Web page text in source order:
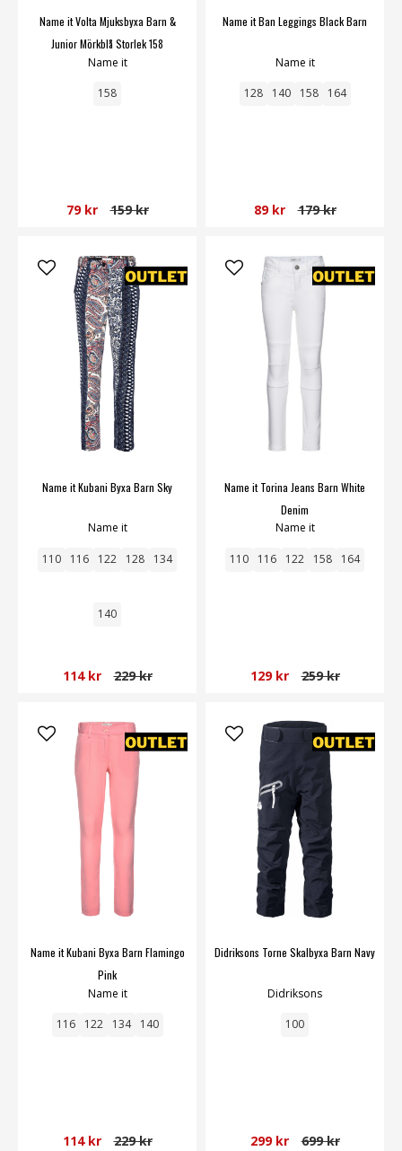
Name it Volta Mjuksbyxa Barn &
Junior Mörkblå Storlek 158
Name it
158
79 kr 159 kr
Name it Ban Leggings Black Barn
Name it
128 140 158 164
89 kr 179 kr
Name it Kubani Byxa Barn Sky
Name it
110 116 122 128 134
140
114 kr 229 kr
Name it Torina Jeans Barn White
Denim
Name it
110 116 122 158 164
129 kr 259 kr
Name it Kubani Byxa Barn Flamingo
Pink
Name it
116 122 134 140
114 kr 229 kr
Didriksons Torne Skalbyxa Barn Navy
Didriksons
100
299 kr 699 kr